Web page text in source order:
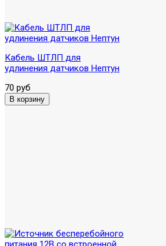
Кабель ШТЛП для
удлинения датчиков Нептун
70 руб